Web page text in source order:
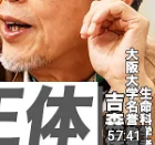
57:41